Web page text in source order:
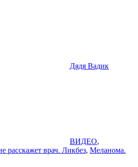
Дядя Вадик
ВИДЕО,
расскажет врач. Ликбез, Меланома.